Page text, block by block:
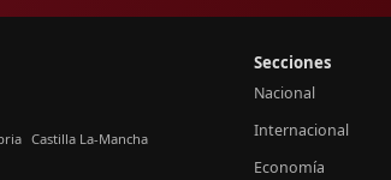
Castilla La-Mancha
Secciones
Nacional
Internacional
Economía